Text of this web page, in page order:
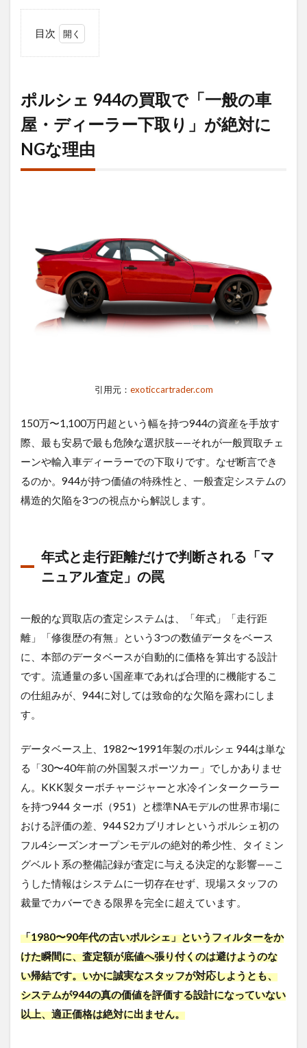
目次
944
の買
取で
「一
般の
車
屋・
が絶
対に
NG
な理
1.1
され
る
「マ
ニュ
アル
査
定」
の罠
ンサ
ーシ
ャフ
の
「完
成
度」
と50
対50
レイ
が、
逆に
対象
とな
る矛
盾
最も怖
い「二
重査定
（契約
額）」
とタイ
ミング
ベルト
問題の
複合リ
スク
ポルシェ 944の買取で「一般の車
屋・ディーラー下取り」が絶対に
NGな理由
引用元： exoticcartrader.com
150万〜1,100万円超という幅を持つ944の資産を手放す
際、最も安易で最も危険な選択肢——それが一般買取チェ
ーンや輸入車ディーラーでの下取りです。なぜ断言でき
るのか。944が持つ価値の特殊性と、一般査定システムの
構造的欠陥を3つの視点から解説します。
年式と走行距離だけで判断される「マ
ニュアル査定」の罠
一般的な買取店の査定システムは、「年式」「走行距
離」「修復歴の有無」という3つの数値データをベース
に、本部のデータベースが自動的に価格を算出する設計
です。流通量の多い国産車であれば合理的に機能するこ
の仕組みが、944に対しては致命的な欠陥を露わにしま
す。
データベース上、1982〜1991年製のポルシェ 944は単な
る「30〜40年前の外国製スポーツカー」でしかありませ
ん。KKK製ターボチャージャーと水冷インタークーラー
を持つ944 ターボ（951）と標準NAモデルの世界市場に
おける評価の差、944 S2カブリオレというポルシェ初の
フル4シーズンオープンモデルの絶対的希少性、タイミン
グベルト系の整備記録が査定に与える決定的な影響——こ
うした情報はシステムに一切存在せず、現場スタッフの
裁量でカバーできる限界を完全に超えています。
「1980〜90年代の古いポルシェ」というフィルターをか
けた瞬間に、査定額が底値へ張り付くのは避けようのな
い帰結です。いかに誠実なスタッフが対応しようとも、
システムが944の真の価値を評価する設計になっていない
以上、適正価格は絶対に出ません。